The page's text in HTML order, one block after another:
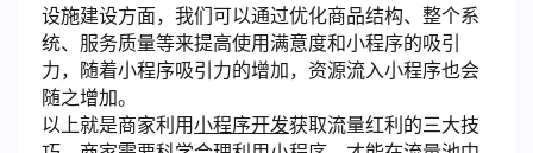
设施建设方面，我们可以通过优化商品结构、整个系
统、服务质量等来提高使用满意度和小程序的吸引
力，随着小程序吸引力的增加，资源流入小程序也会
随之增加。
以上就是商家利用小程序开发获取流量红利的三大技